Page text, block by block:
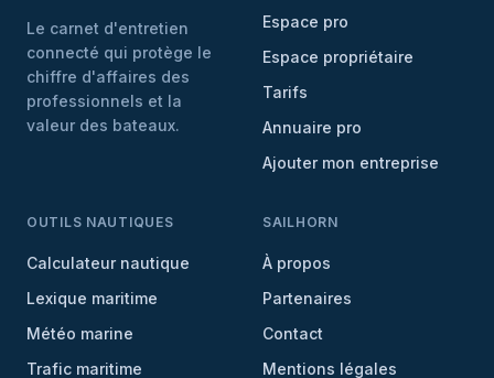
Le carnet d'entretien
connecté qui protège le
chiffre d'affaires des
professionnels et la
valeur des bateaux.
Espace pro
Espace propriétaire
Tarifs
Annuaire pro
Ajouter mon entreprise
OUTILS NAUTIQUES
Calculateur nautique
Lexique maritime
Météo marine
Trafic maritime
SAILHORN
À propos
Partenaires
Contact
Mentions légales